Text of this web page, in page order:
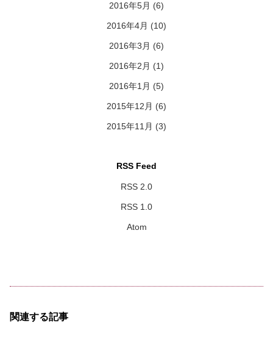
2016年5月 (6)
2016年4月 (10)
2016年3月 (6)
2016年2月 (1)
2016年1月 (5)
2015年12月 (6)
2015年11月 (3)
RSS Feed
RSS 2.0
RSS 1.0
Atom
関連する記事